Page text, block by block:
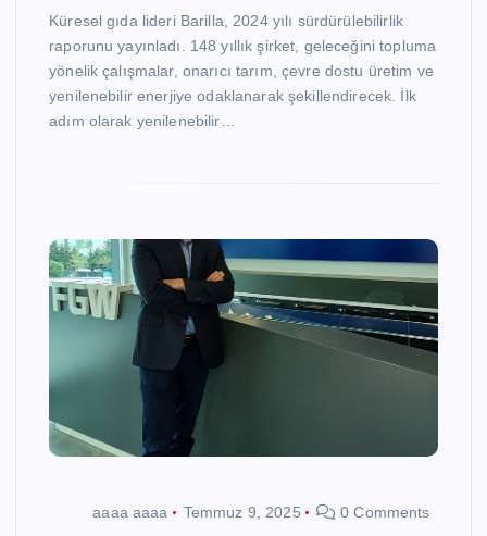
Küresel gıda lideri Barilla, 2024 yılı sürdürülebilirlik
raporunu yayınladı. 148 yıllık şirket, geleceğini topluma
yönelik çalışmalar, onarıcı tarım, çevre dostu üretim ve
yenilenebilir enerjiye odaklanarak şekillendirecek. İlk
adım olarak yenilenebilir…
aaaa aaaa Temmuz 9, 2025 0 Comments